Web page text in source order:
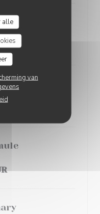
alle
van
Germain